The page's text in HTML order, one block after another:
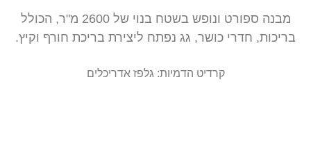
מבנה ספורט ונופש בשטח בנוי של 2600 מ"ר , הכולל
בריכות, חדרי כושר, גג נפתח ליצירת בריכת חורף וקיץ.
קרדיט הדמיות: גלפז אדריכלים